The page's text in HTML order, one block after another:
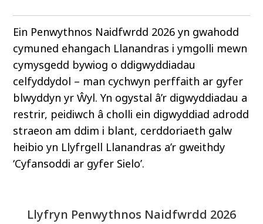
Ein Penwythnos Naidfwrdd 2026 yn gwahodd
cymuned ehangach Llanandras i ymgolli mewn
cymysgedd bywiog o ddigwyddiadau
celfyddydol – man cychwyn perffaith ar gyfer
blwyddyn yr Ŵyl. Yn ogystal â’r digwyddiadau a
restrir, peidiwch â cholli ein digwyddiad adrodd
straeon am ddim i blant, cerddoriaeth galw
heibio yn Llyfrgell Llanandras a’r gweithdy
‘Cyfansoddi ar gyfer Sielo’.
Llyfryn Penwythnos Naidfwrdd 2026